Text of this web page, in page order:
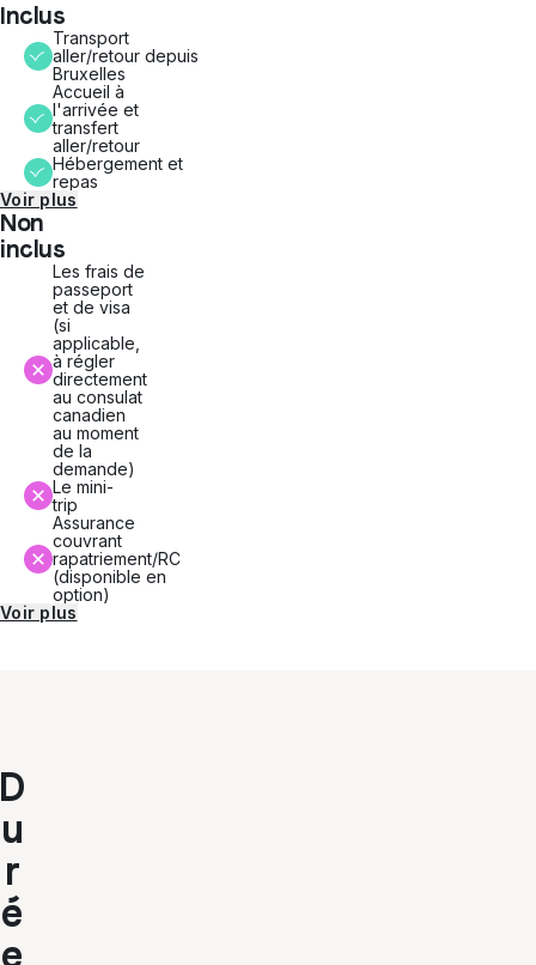
Inclus
Transport
aller/retour depuis
Bruxelles
Accueil à
l'arrivée et
transfert
aller/retour
Hébergement et
repas
Voir plus
Non
inclus
Les frais de
passeport
et de visa
(si
applicable,
à régler
directement
au consulat
canadien
au moment
de la
demande)
Le mini-
trip
Assurance
couvrant
rapatriement/RC
(disponible en
option)
Voir plus
D
u
r
é
e